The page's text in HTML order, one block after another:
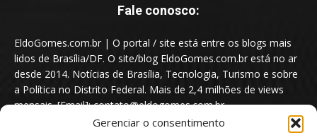
Gerenciar o consentimento
Fale conosco:
EldoGomes.com.br | O portal / site está entre os blogs mais
lidos de Brasília/DF. O site/blog EldoGomes.com.br está no ar
desde 2014. Notícias de Brasília, Tecnologia, Turismo e sobre
a Política no Distrito Federal. Mais de 2,4 milhões de views
mensais. [Email]: contato@eldogomes.com.br